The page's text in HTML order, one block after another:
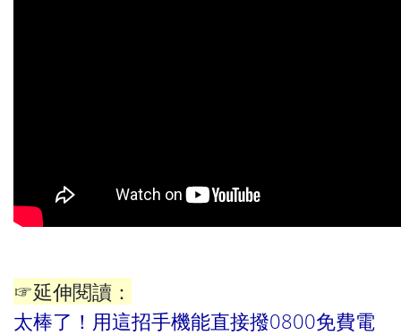
☞延伸閱讀：
太棒了！用這招手機能直接撥0800免費電